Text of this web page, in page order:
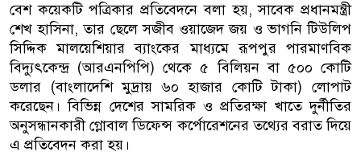
বেশ কয়েকটি পত্রিকার প্রতিবেদনে বলা হয়, সাবেক প্রধানমন্ত্রী
শেখ হাসিনা, তার ছেলে সজীব ওয়াজেদ জয় ও ভাগনি টিউলিপ
সিদ্দিক মালয়েশিয়ার ব্যাংকের মাধ্যমে রূপপুর পারমাণবিক
বিদ্যুৎকেন্দ্র (আরএনপিপি) থেকে ৫ বিলিয়ন বা ৫০০ কোটি
ডলার (বাংলাদেশি মুদ্রায় ৬০ হাজার কোটি টাকা) লোপাট
করেছেন। বিভিন্ন দেশের সামরিক ও প্রতিরক্ষা খাতে দুর্নীতির
অনুসন্ধানকারী গ্লোবাল ডিফেন্স কর্পোরেশনের তথ্যের বরাত দিয়ে
এ প্রতিবেদন করা হয়।